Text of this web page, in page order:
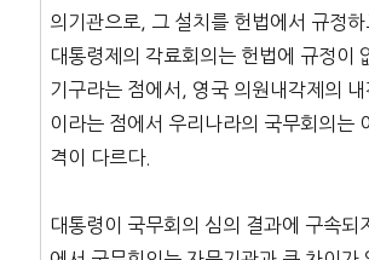
의기관으로, 그 설치를 헌법에서 규정
대통령제의 각료회의는 헌법에 규정이
기구라는 점에서, 영국 의원내각제의
이라는 점에서 우리나라의 국무회의는
격이 다르다.
대통령이 국무회의 심의 결과에 구속되